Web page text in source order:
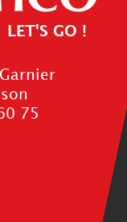
LET'S GO !
75